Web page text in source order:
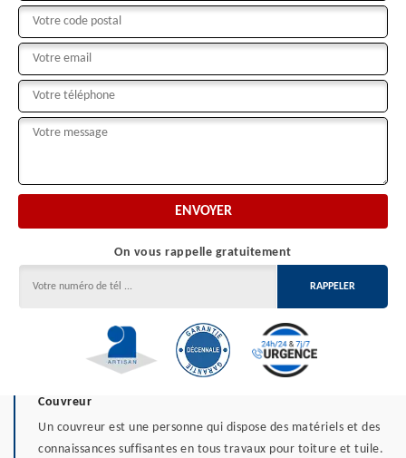
On vous rappelle gratuitement
Couvreur
Un couvreur est une personne qui dispose des matériels et des
connaissances suffisantes en tous travaux pour toiture et tuile.